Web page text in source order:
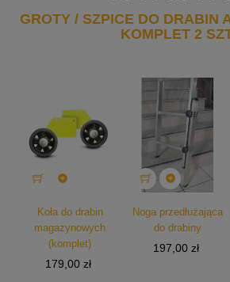
GROTY / SZPICE DO DRABIN
KOMPLET 2

Koła do drabin
magazynowych
(komplet)
Cena
179,00 zł

Noga przedłużająca
do drabiny
Cena
197,00 zł